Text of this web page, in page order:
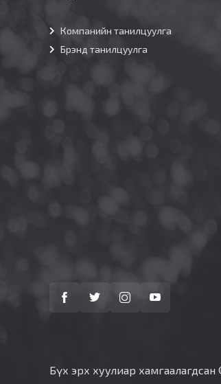
Компанийн танилцуулга
Брэнд танилцуулга
Бүх эрх хуулиар